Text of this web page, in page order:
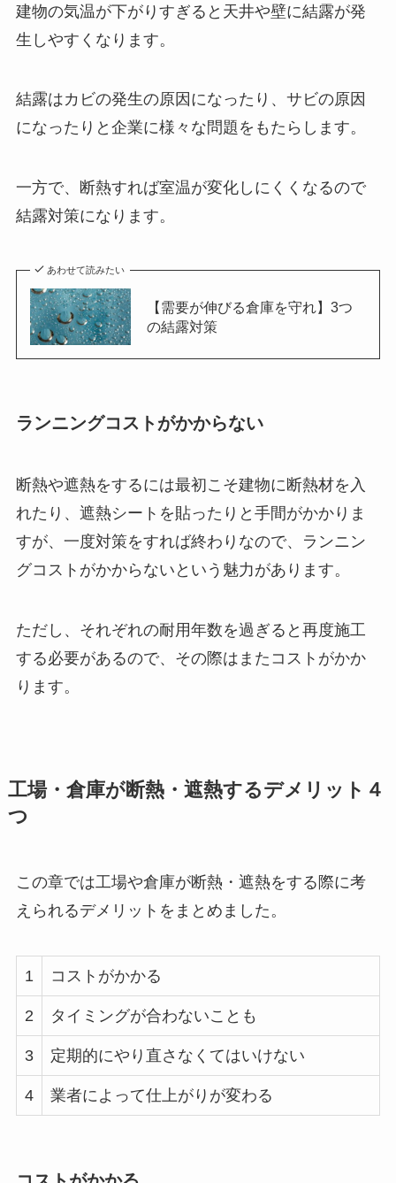
建物の気温が下がりすぎると天井や壁に結露が発
生しやすくなります。
結露はカビの発生の原因になったり、サビの原因
になったりと企業に様々な問題をもたらします。
一方で、断熱すれば室温が変化しにくくなるので
結露対策になります。
あわせて読みたい
【需要が伸びる倉庫を守れ】3つ
の結露対策
ランニングコストがかからない
断熱や遮熱をするには最初こそ建物に断熱材を入
れたり、遮熱シートを貼ったりと手間がかかりま
すが、一度対策をすれば終わりなので、ランニン
グコストがかからないという魅力があります。
ただし、それぞれの耐用年数を過ぎると再度施工
する必要があるので、その際はまたコストがかか
ります。
工場・倉庫が断熱・遮熱するデメリット４
つ
この章では工場や倉庫が断熱・遮熱をする際に考
えられるデメリットをまとめました。
1 コストがかかる
2 タイミングが合わないことも
3 定期的にやり直さなくてはいけない
4 業者によって仕上がりが変わる